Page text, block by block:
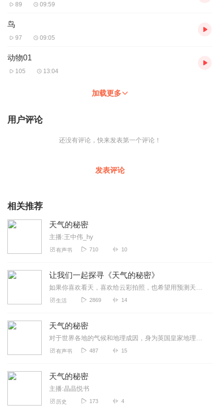
89 09:59
鸟
97 09:05
动物01
105 13:04
加载更多
用户评论
还没有评论，快来发表第一个评论！
发表评论
相关推荐
天气的秘密
主播:王中伟_hy
有声书 710 10
让我们一起探寻《天气的秘密》
如果你喜欢看天，喜欢给云彩拍照，也希望用预测天气，这是一本不可多得的好书，相信你听过之后，能和我一样爱不释手。
生活 2869 14
天气的秘密
对于世界各地的气候和地理成因，身为英国皇家地理学会会员的特里斯坦·古利亲自为你讲述世界的气象为何会这样。
有声书 487 15
天气的秘密
主播:晶晶悦书
历史 173 4